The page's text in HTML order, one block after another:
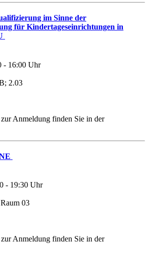
im Sinne der
für Kindertageseinrichtungen in
- 16:00 Uhr
2.03
Anmeldung finden Sie in der
- 19:30 Uhr
03
Anmeldung finden Sie in der